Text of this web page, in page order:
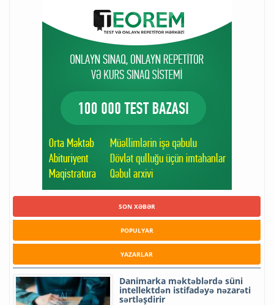
SON XƏBƏR
POPULYAR
YAZARLAR
Danimarka məktəblərdə süni
intellektdən istifadəyə nəzarəti
sərtləşdirir